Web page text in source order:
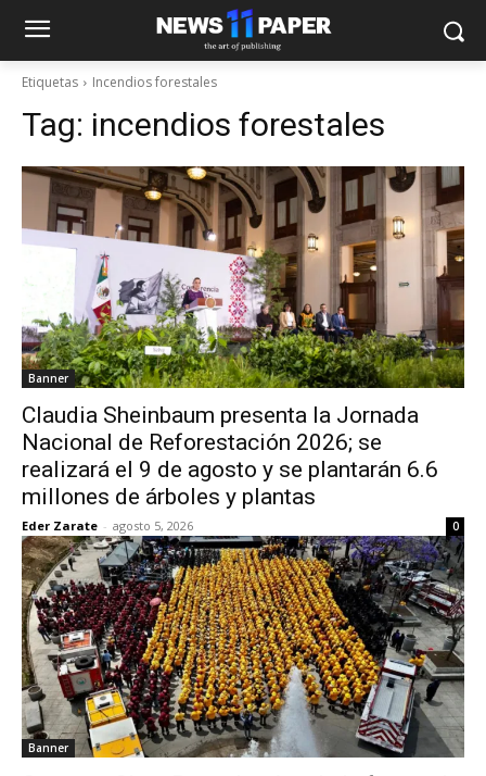
Etiquetas Incendios forestales
Tag: incendios forestales
Banner
Claudia Sheinbaum presenta la Jornada
Nacional de Reforestación 2026; se
realizará el 9 de agosto y se plantarán 6.6
millones de árboles y plantas
Eder Zarate - agosto 5, 2026 0
Banner